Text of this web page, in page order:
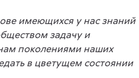
имеющихся у нас знаний
задачу и
поколениями наших
в цветущем состоянии